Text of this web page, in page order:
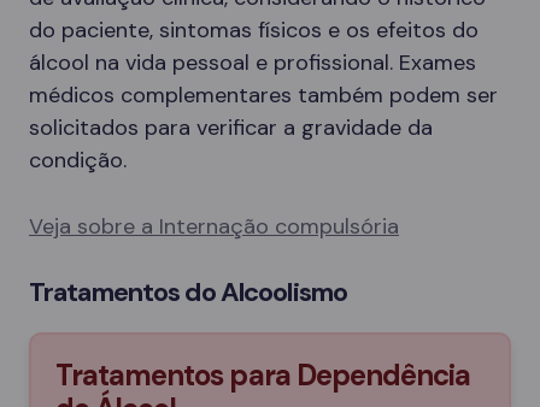
do paciente, sintomas físicos e os efeitos do
álcool na vida pessoal e profissional. Exames
médicos complementares também podem ser
solicitados para verificar a gravidade da
condição.
Veja sobre a Internação compulsória
Tratamentos do Alcoolismo
Tratamentos para Dependência